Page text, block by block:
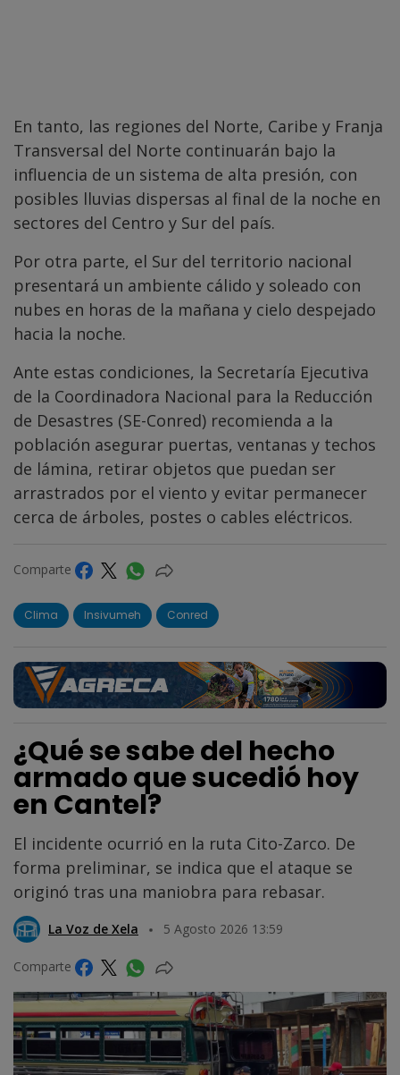
En tanto, las regiones del Norte, Caribe y Franja
Transversal del Norte continuarán bajo la
influencia de un sistema de alta presión, con
posibles lluvias dispersas al final de la noche en
sectores del Centro y Sur del país.
Por otra parte, el Sur del territorio nacional
presentará un ambiente cálido y soleado con
nubes en horas de la mañana y cielo despejado
hacia la noche.
Ante estas condiciones, la Secretaría Ejecutiva
de la Coordinadora Nacional para la Reducción
de Desastres (SE-Conred) recomienda a la
población asegurar puertas, ventanas y techos
de lámina, retirar objetos que puedan ser
arrastrados por el viento y evitar permanecer
cerca de árboles, postes o cables eléctricos.
Comparte
Clima Insivumeh Conred
¿Qué se sabe del hecho
armado que sucedió hoy
en Cantel?
El incidente ocurrió en la ruta Cito-Zarco. De
forma preliminar, se indica que el ataque se
originó tras una maniobra para rebasar.
La Voz de Xela 5 Agosto 2026 13:59
Comparte